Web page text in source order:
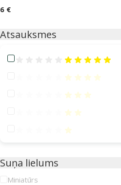
6 €
Atsauksmes
Atsauksmes 100%
Atsauksmes 80%
Atsauksmes 60%
Atsauksmes 40%
Atsauksmes 20%
Suņa lielums
Miniatūrs